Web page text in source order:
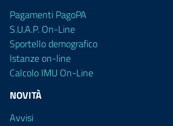
Pagamenti PagoPA
S.U.A.P. On-Line
Sportello demografico
Istanze on-line
Calcolo IMU On-Line
NOVITÀ
Avvisi